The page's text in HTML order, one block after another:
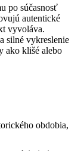
po súčasnosť
autentické
vyvoláva.
silné vykreslenie
ako klišé alebo
obdobia,